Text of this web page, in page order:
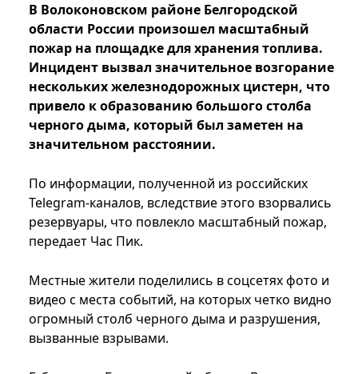
В Волоконовском районе Белгородской
области России произошел масштабный
пожар на площадке для хранения топлива.
Инцидент вызвал значительное возгорание
нескольких железнодорожных цистерн, что
привело к образованию большого столба
черного дыма, который был заметен на
значительном расстоянии.
По информации, полученной из российских
Telegram-каналов, вследствие этого взорвались
резервуары, что повлекло масштабный пожар,
передает Час Пик.
Местные жители поделились в соцсетях фото и
видео с места событий, на которых четко видно
огромный столб черного дыма и разрушения,
вызванные взрывами.